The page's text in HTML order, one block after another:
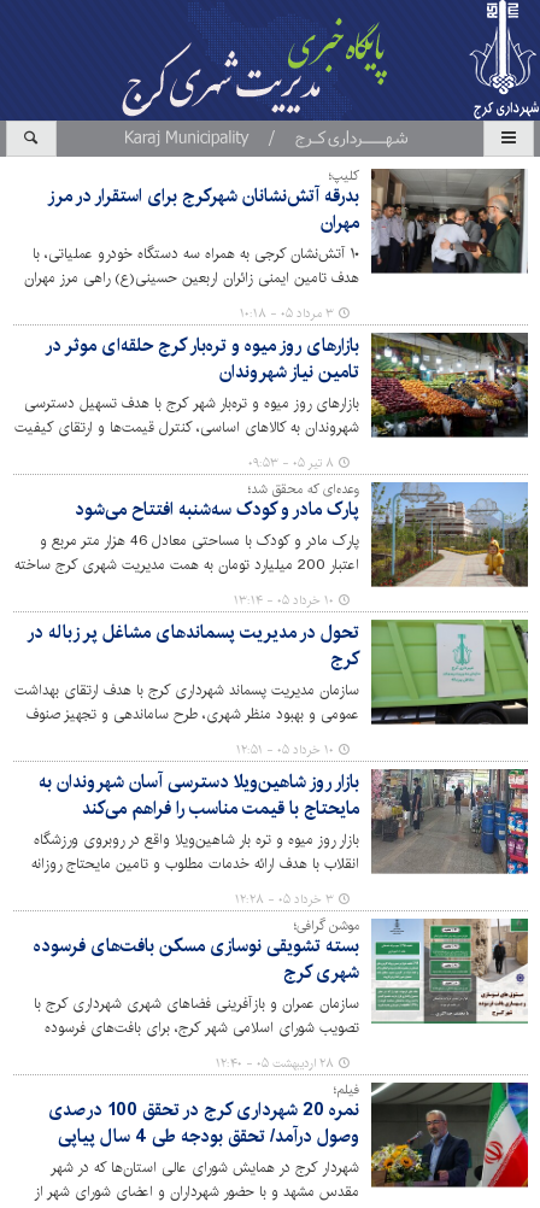
کلیپ؛
بدرقه آتش‌نشانان شهرکرج برای استقرار در مرز
مهران
۱۰ آتش‌نشان کرجی به همراه سه دستگاه خودرو عملیاتی، با
هدف تامین ایمنی زائران اربعین حسینی(ع) راهی مرز مهران
شدند. ۳ مرداد ۰۵ - ۱۰:۱۸
بازارهای روز میوه و تره‌بار کرج حلقه‌ای موثر در
تامین نیاز شهروندان
بازارهای روز میوه و تره‌بار شهر کرج با هدف تسهیل دسترسی
شهروندان به کالاهای اساسی، کنترل قیمت‌ها و ارتقای کیفیت
عرضه محصولات، نقش مهمی در تنظیم بازار و حمایت از
مصرف کنندگان دارد.
۸ تیر ۰۵ - ۰۹:۵۳
وعده‌ای که محقق شد؛
پارک مادر و کودک سه‌شنبه افتتاح می‌شود
پارک مادر و کودک با مساحتی معادل 46 هزار متر مربع و
اعتبار 200 میلیارد تومان به همت مدیریت شهری کرج ساخته
مسئولان، اصحاب رسانه و مردم در منطقه حصارک بالا، خیابان
بنی نجار افتتاح خواهد شد.
۱۰ خرداد ۰۵ - ۱۳:۱۴
تحول در مدیریت پسماندهای مشاغل پر زباله در
کرج
سازمان مدیریت پسماند شهرداری کرج با هدف ارتقای بهداشت
عمومی و بهبود منظر شهری، طرح ساماندهی و تجهیز صنوف
پرزباله این کلانشهر را با جدیت در دستور کار قرار داده است.
۱۰ خرداد ۰۵ - ۱۲:۵۱
بازار روز شاهین‌ویلا دسترسی آسان شهروندان به
مایحتاج با قیمت مناسب را فراهم می‌کند
بازار روز میوه و تره بار شاهین‌ویلا واقع در روبروی ورزشگاه
انقلاب با هدف ارائه خدمات مطلوب و تامین مایحتاج روزانه
شهروندان، به یکی از مراکز مهم خرید تبدیل شده است. این
بازار با غرفه های فعال انواع میوه و تره‌بار تازه، محصولات
پروتئینی، مواد غذایی، لبنیات، خشکبار و سایر اقلام مصرفی
خانوار، تلاش دارد کالاهای باکیفیت را با قیمت مناسب در
اختیار ساکنان محله قرار دهد.
۳ خرداد ۰۵ - ۱۲:۲۸
موشن گرافی؛
بسته تشویقی نوسازی مسکن بافت‌های فرسوده
شهری کرج
سازمان عمران و بازآفرینی فضاهای شهری شهرداری کرج با
تصویب شورای اسلامی شهر کرج، برای بافت‌های فرسوده
شهری، بسته تشویقی نوسازی مسکن ارائه می‌دهد.
۲۸ اردیبهشت ۰۵ - ۱۲:۴۰
فیلم؛
نمره 20 شهرداری کرج در تحقق 100 درصدی
وصول درآمد/ تحقق بودجه طی 4 سال پیاپی
شهردار کرج در همایش شورای عالی استان‌ها که در شهر
مقدس مشهد و با حضور شهرداران و اعضای شورای شهر از